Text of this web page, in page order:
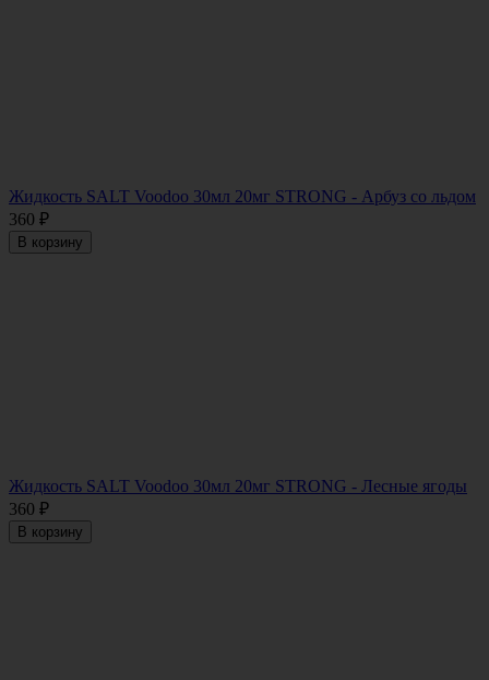
Жидкость SALT Voodoo 30мл 20мг STRONG - Арбуз со льдом
360 ₽
В корзину
Жидкость SALT Voodoo 30мл 20мг STRONG - Лесные ягоды
360 ₽
В корзину